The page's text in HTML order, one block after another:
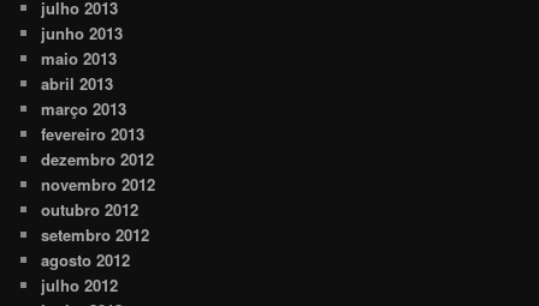
julho 2013
junho 2013
maio 2013
abril 2013
março 2013
fevereiro 2013
dezembro 2012
novembro 2012
outubro 2012
setembro 2012
agosto 2012
julho 2012